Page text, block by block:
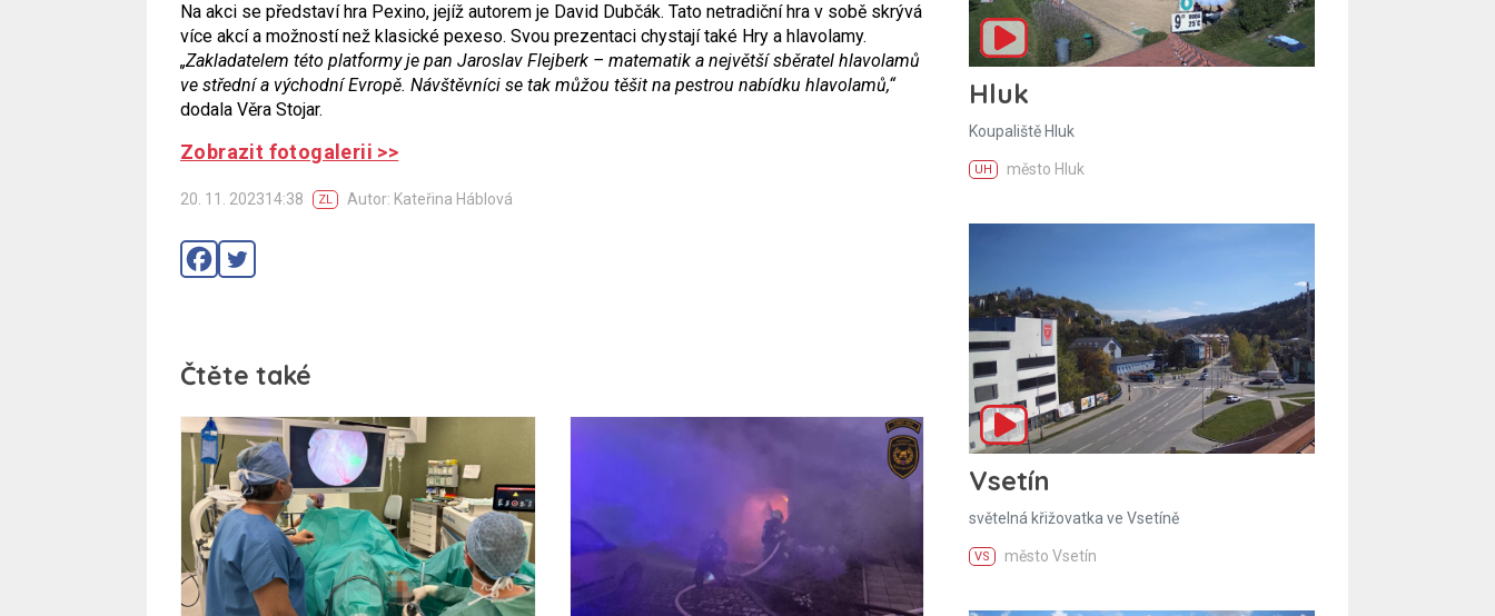
Na akci se představí hra Pexino, jejíž autorem je David Dubčák. Tato netradiční hra v sobě skrývá
více akcí a možností než klasické pexeso. Svou prezentaci chystají také Hry a hlavolamy.
„Zakladatelem této platformy je pan Jaroslav Flejberk – matematik a největší sběratel hlavolamů
ve střední a východní Evropě. Návštěvníci se tak můžou těšit na pestrou nabídku hlavolamů,“
dodala Věra Stojar.
Zobrazit fotogalerii >>
20. 11. 202314:38 ZL Autor: Kateřina Háblová
Čtěte také
Hluk
Koupaliště Hluk
UH město Hluk
Vsetín
světelná křižovatka ve Vsetíně
VS město Vsetín